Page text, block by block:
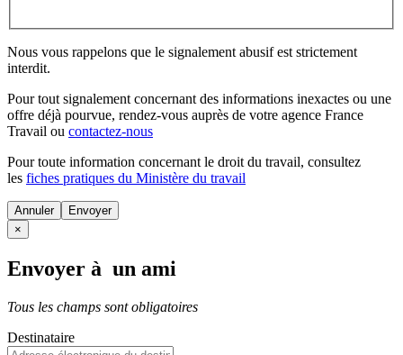
Nous vous rappelons que le signalement abusif est strictement
interdit.
Pour tout signalement concernant des informations inexactes ou une
offre déjà pourvue, rendez-vous auprès de votre agence France
Travail ou contactez-nous
Pour toute information concernant le droit du travail, consultez
les fiches pratiques du Ministère du travail
Annuler
×
Envoyer à un ami
Tous les champs sont obligatoires
Destinataire